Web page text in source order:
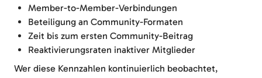
Member-to-Member-Verbindungen
Beteiligung an Community-Formaten
Zeit bis zum ersten Community-Beitrag
Reaktivierungsraten inaktiver Mitglieder
Wer diese Kennzahlen kontinuierlich beobachtet,